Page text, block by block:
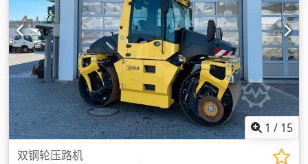
1 / 15
双钢轮压路机